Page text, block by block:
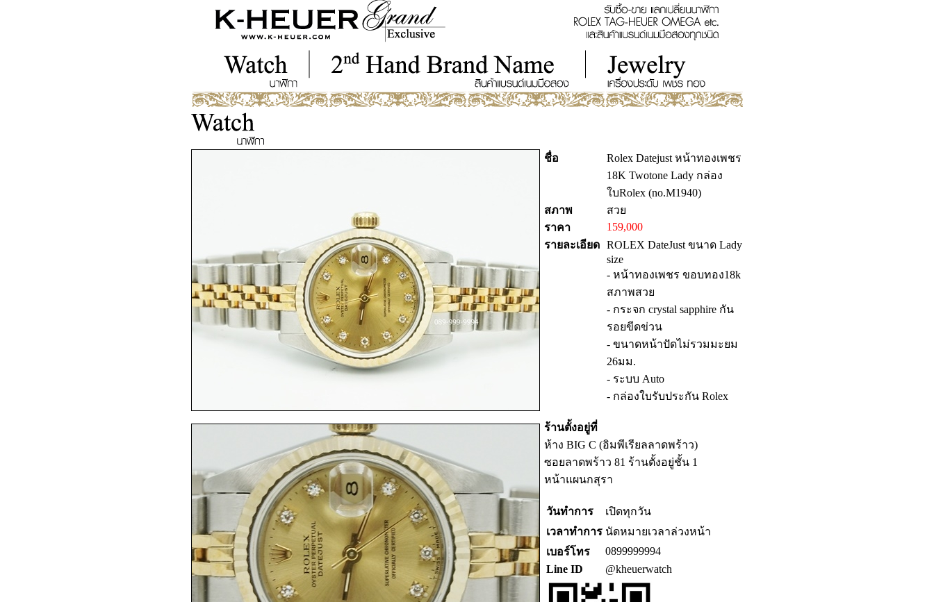
ชื่อ
Rolex Datejust หน้าทองเพชร
18K Twotone Lady กล่อง
ใบRolex (no.M1940)
สภาพ
สวย
ราคา
159,000
รายละเอียด ROLEX DateJust ขนาด Lady
size
- หน้าทองเพชร ขอบทอง18k
สภาพสวย
- กระจก crystal sapphire กัน
รอยขีดข่วน
- ขนาดหน้าปัดไม่รวมมะยม
26มม.
- ระบบ Auto
- กล่องใบรับประกัน Rolex
ร้านตั้งอยู่ที่
ห้าง BIG C (อิมพีเรียลลาดพร้าว)
ซอยลาดพร้าว 81 ร้านตั้งอยู่ชั้น 1
หน้าแผนกสุรา
วันทำการ
เปิดทุกวัน
เวลาทำการ นัดหมายเวลาล่วงหน้า
เบอร์โทร
0899999994
Line ID
@kheuerwatch